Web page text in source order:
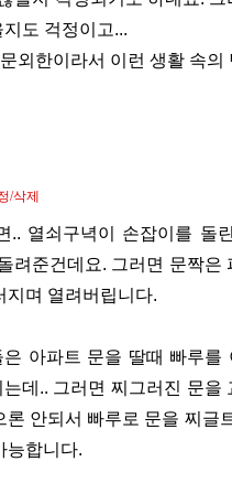
도 걱정이고...
외한이라서 이런 생활 속
/삭제
.. 열쇠구녁이 손잡이를 돌
려준건데요. 그러면 문짝은
지며 열려버립니다.
은 아파트 문을 딸때 빠루를
데.. 그러면 찌그러진 문을
론 안되서 빠루로 문을 찌글
능합니다.